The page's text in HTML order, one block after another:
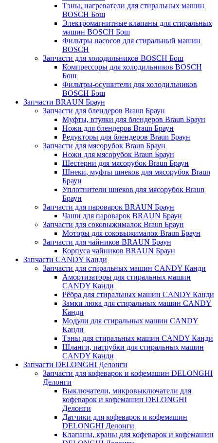
Тэны, нагреватели для стиральных машин
BOSCH Бош
Электромагнитные клапаны для стиральных
машин BOSCH Бош
Фильтры насосов для стиральный машин
BOSCH
Запчасти для холодильников BOSCH Бош
Компрессоры для холодильников BOSCH
Бош
Фильтры-осушители для холодильников
BOSCH Бош
Запчасти BRAUN Браун
Запчасти для блендеров Braun Браун
Муфты, втулки для блендеров Braun Браун
Ножи для блендеров Braun Браун
Редукторы для блендеров Braun Браун
Запчасти для мясорубок Braun Браун
Ножи для мясорубок Braun Браун
Шестерни для мясорубок Braun Браун
Шнеки, муфты шнеков для мясорубок Braun
Браун
Уплотнители шнеков для мясорубок Braun
Браун
Запчасти для пароварок BRAUN Браун
Чаши для пароварок BRAUN Браун
Запчасти для соковыжималок Braun Браун
Моторы для соковыжималок Braun Браун
Запчасти для чайников BRAUN Браун
Корпуса чайников BRAUN Браун
Запчасти CANDY Канди
Запчасти для стиральных машин CANDY Канди
Амортизаторы для стиральных машин
CANDY Канди
Рёбра для стиральных машин CANDY Канди
Замки люка для стиральных машин CANDY
Канди
Модули для стиральных машин CANDY
Канди
Тэны для стиральных машин CANDY Канди
Шланги, патрубки для стиральных машин
CANDY Канди
Запчасти DELONGHI Делонги
Запчасти для кофеварок и кофемашин DELONGHI
Делонги
Выключатели, микровыключатели для
кофеварок и кофемашин DELONGHI
Делонги
Датчики для кофеварок и кофемашин
DELONGHI Делонги
Клапаны, краны для кофеварок и кофемашин